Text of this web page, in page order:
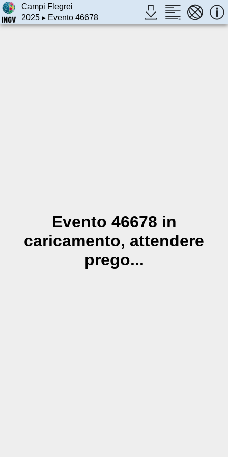
Campi Flegrei
2025▸ Evento 46678
Evento 46678 in
caricamento, attendere
prego...